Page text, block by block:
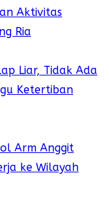
Aktivitas
Ria
Liar, Tidak Ada
Ketertiban
Arm Anggit
ke Wilayah